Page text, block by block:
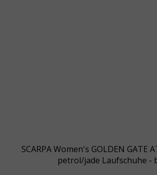
SCARPA Women's GOLDEN GATE
petrol/jade Laufschuhe -